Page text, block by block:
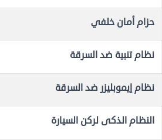
حزام أمان خلفي
نظام تنبية ضد السرقة
نظام إيموبليزر ضد السرقة
النظام الذكى لركن السيارة